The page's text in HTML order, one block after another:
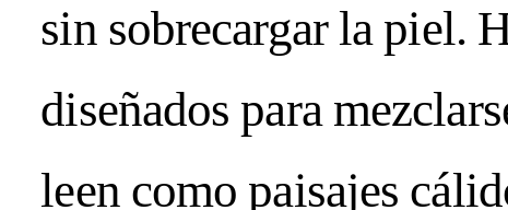
sin sobrecargar la piel.
diseñados para
leen como paisajes